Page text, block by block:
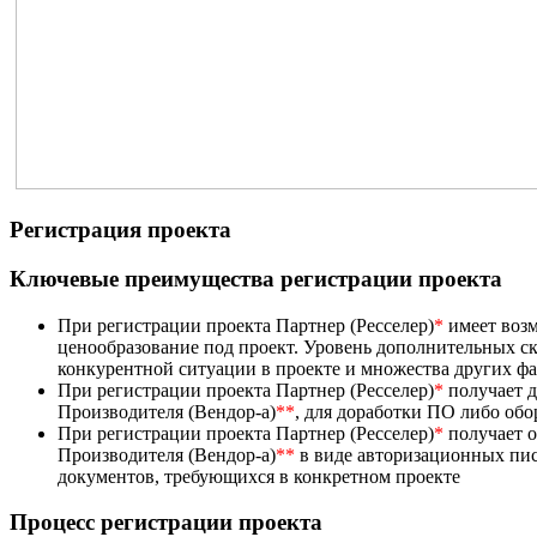
Регистрация проекта
Ключевые преимущества регистрации проекта
При регистрации проекта Партнер (Ресселер)* имеет
ценообразование под проект. Уровень дополнительных
конкурентной ситуации в проекте и множества других
При регистрации проекта Партнер (Ресселер)* получает
Производителя (Вендор-а)**, для доработки ПО либо
При регистрации проекта Партнер (Ресселер)* получает
Производителя (Вендор-а)** в виде авторизационных
документов, требующихся в конкретном проекте
Процесс регистрации проекта